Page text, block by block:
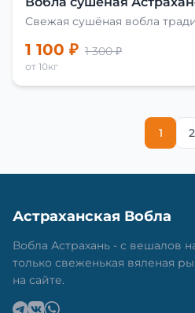
Свежая сушёная вобла
1 100 ₽ 1 300 ₽
от 10кг
1 2
Астраханская Вобла
Вобла Астрахань - с вешалов
только свеженькая вяленая
на сайте.